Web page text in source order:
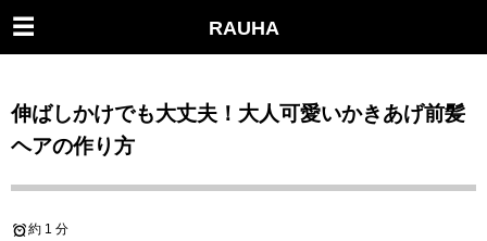
RAUHA
伸ばしかけでも大丈夫！大人可愛いかきあげ前髪
ヘアの作り方
約 1 分